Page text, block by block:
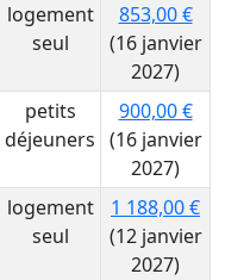
logement
seul
853,00 €
(16 janvier
2027)
petits
déjeuners
900,00 €
(16 janvier
2027)
logement
seul
1 188,00 €
(12 janvier
2027)